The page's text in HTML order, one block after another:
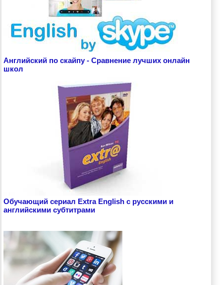
Английский по скайпу - Сравнение лучших онлайн
школ
Обучающий сериал Extra English с русскими и
английскими субтитрами